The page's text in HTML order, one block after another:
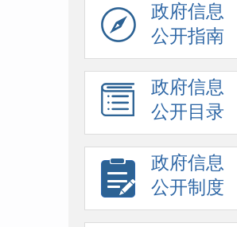
政府信息
公开指南
政府信息
公开目录
政府信息
公开制度